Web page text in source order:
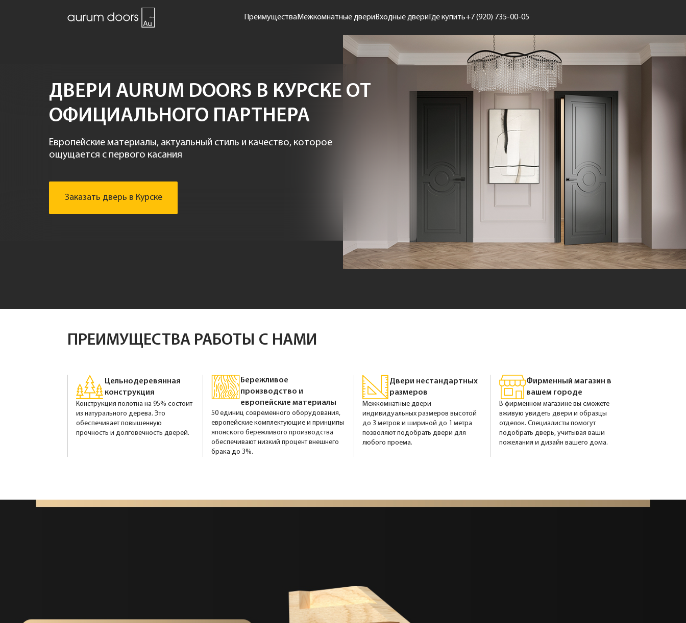
ПреимуществаМежкомнатные двериВходные двери Где купить+7 (920) 735-00-05
ДВЕРИ AURUM DOORS В КУРСКЕ ОТ
ОФИЦИАЛЬНОГО ПАРТНЕРА
Европейские материалы, актуальный стиль и качество, которое
ощущается с первого касания
Заказать дверь в Курске
ПРЕИМУЩЕСТВА РАБОТЫ С НАМИ
Цельнодеревянная
конструкция
Конструкция полотна на 95% состоит
из натурального дерева. Это
обеспечивает повышенную
прочность и долговечность дверей.
Бережливое
производство и
европейские материалы
50 единиц современного оборудования,
европейские комплектующие и принципы
японского бережливого производства
обеспечивают низкий процент внешнего
брака до 3%.
Двери нестандартных
размеров
Межкомнатные двери
индивидуальных размеров высотой
до 3 метров и шириной до 1 метра
позволяют подобрать двери для
любого проема.
Фирменный магазин в
вашем городе
В фирменном магазине вы сможете
вживую увидеть двери и образцы
отделок. Специалисты помогут
подобрать дверь, учитывая ваши
пожелания и дизайн вашего дома.